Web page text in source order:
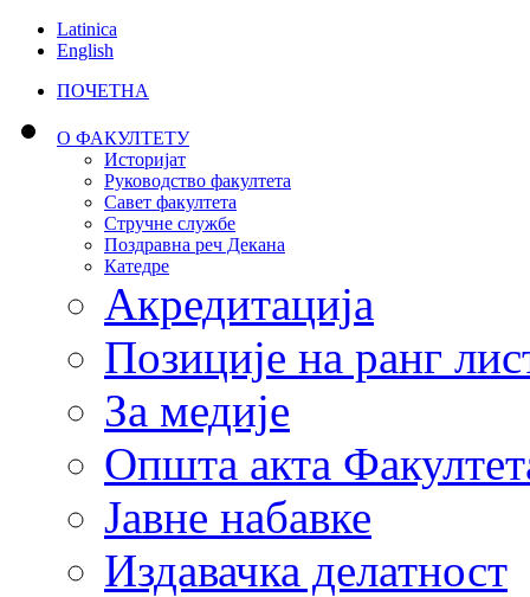
Latinica
English
ПОЧЕТНА
О ФАКУЛТЕТУ
Историјат
Руководство факултета
Савет факултета
Стручне службе
Поздравна реч Декана
Катедре
Акредитација
Позиције на ранг
За медије
Општа акта
Јавне набавке
Издавачка делатност